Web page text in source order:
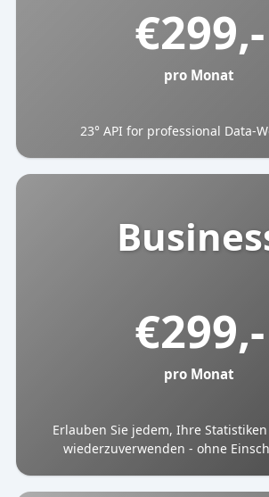
€299,-
pro Monat
23° API for professional Data-
€299,-
pro Monat
Erlauben Sie jedem, Ihre
wiederzuverwenden - ohne